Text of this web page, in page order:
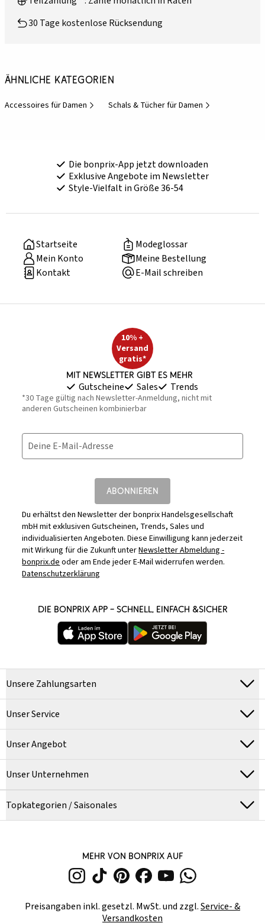
30 Tage kostenlose Rücksendung
Ähnliche Kategorien
Accessoires für Damen Schals & Tücher für Damen
Die bonprix-App jetzt downloaden
Exklusive Angebote im Newsletter
Style-Vielfalt in Größe 36-54
Startseite
Modeglossar
Mein Konto
Meine Bestellung
Kontakt
E-Mail schreiben
10% +
Versand
gratis*
Mit Newsletter gibt es mehr
Gutscheine Sales Trends
*30 Tage gültig nach Newsletter-Anmeldung, nicht mit
anderen Gutscheinen kombinierbar
Deine E-Mail-Adresse
ABONNIEREN
Du erhältst den Newsletter der bonprix Handelsgesellschaft
mbH mit exklusiven Gutscheinen, Trends, Sales und
individualisierten Angeboten. Diese Einwilligung kann jederzeit
mit Wirkung für die Zukunft unterNewsletter Abmeldung -
bonprix.deoder am Ende jeder E-Mail widerrufen werden.
Datenschutzerklärung
DIE BONPRIX APP – SCHNELL, EINFACH &SICHER
Unsere Zahlungsarten
Unser Service
Unser Angebot
Unser Unternehmen
Topkategorien / Saisonales
MEHR VON BONPRIX AUF
Preisangaben inkl. gesetzl. MwSt. und zzgl.Service- &
Versandkosten